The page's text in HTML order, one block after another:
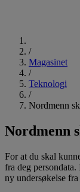
/
Magasinet
/
Teknologi
/
Nordmenn
Nordmenn
For at du skal
fra deg
ny undersøkelse